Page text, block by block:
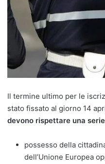
Il termine ultimo per le
stato fissato al giorno 14
devono rispettare una
possesso della
dell’Unione Europea